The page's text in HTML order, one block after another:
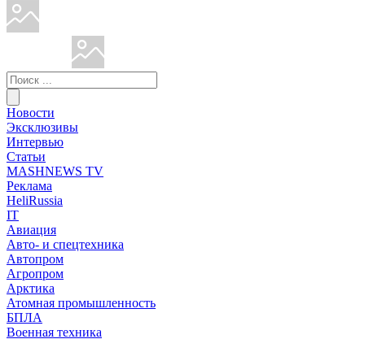
Новости
Эксклюзивы
Интервью
Статьи
MASHNEWS TV
Реклама
HeliRussia
IT
Авиация
Авто- и спецтехника
Автопром
Агропром
Арктика
Атомная промышленность
БПЛА
Военная техника